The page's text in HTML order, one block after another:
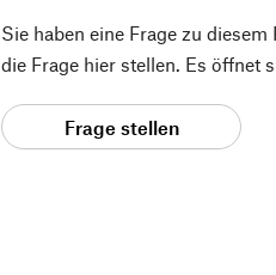
Sie haben eine Frage zu
die Frage hier stellen. Es öffnet
Frage stellen